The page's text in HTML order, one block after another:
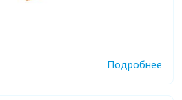
Подробнее